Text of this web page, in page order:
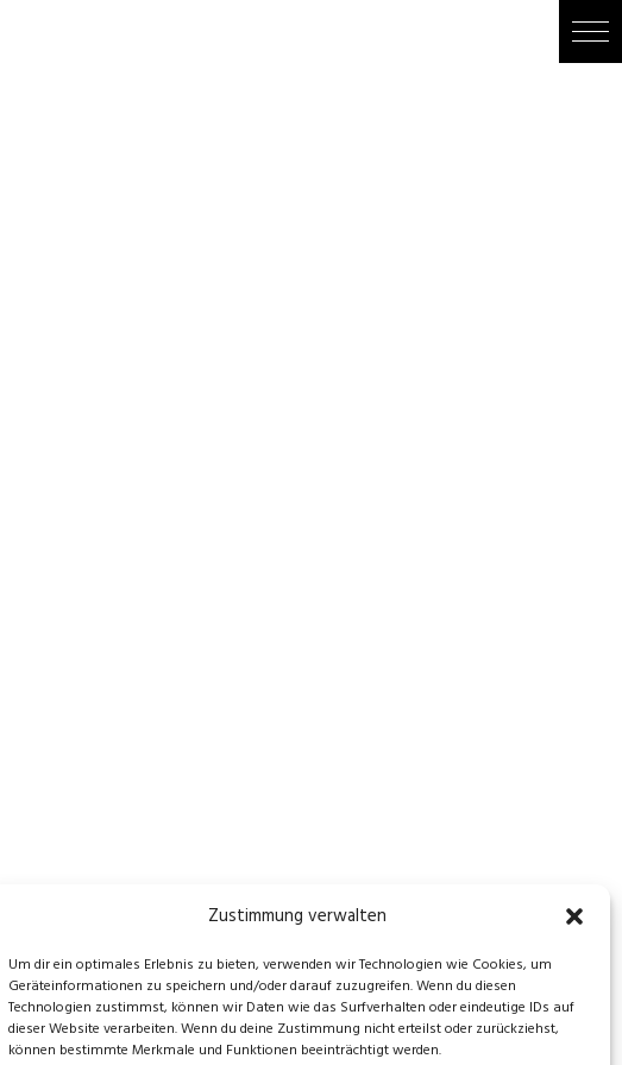
Zustimmung verwalten
Um dir ein optimales Erlebnis zu bieten, verwenden wir Technologien wie Cookies, um
Geräteinformationen zu speichern und/oder darauf zuzugreifen. Wenn du diesen
Technologien zustimmst, können wir Daten wie das Surfverhalten oder eindeutige IDs auf
dieser Website verarbeiten. Wenn du deine Zustimmung nicht erteilst oder zurückziehst,
können bestimmte Merkmale und Funktionen beeinträchtigt werden.